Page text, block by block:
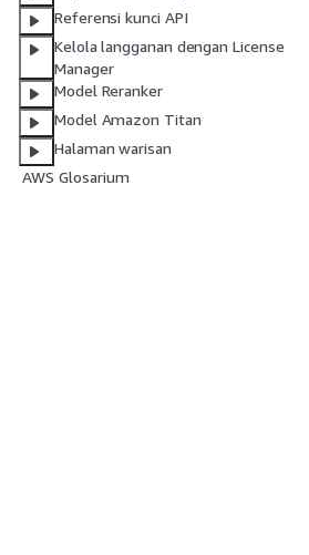
Referensi kunci API
Kelola langganan dengan License
Manager
Model Reranker
Model Amazon Titan
Halaman warisan
AWS Glosarium